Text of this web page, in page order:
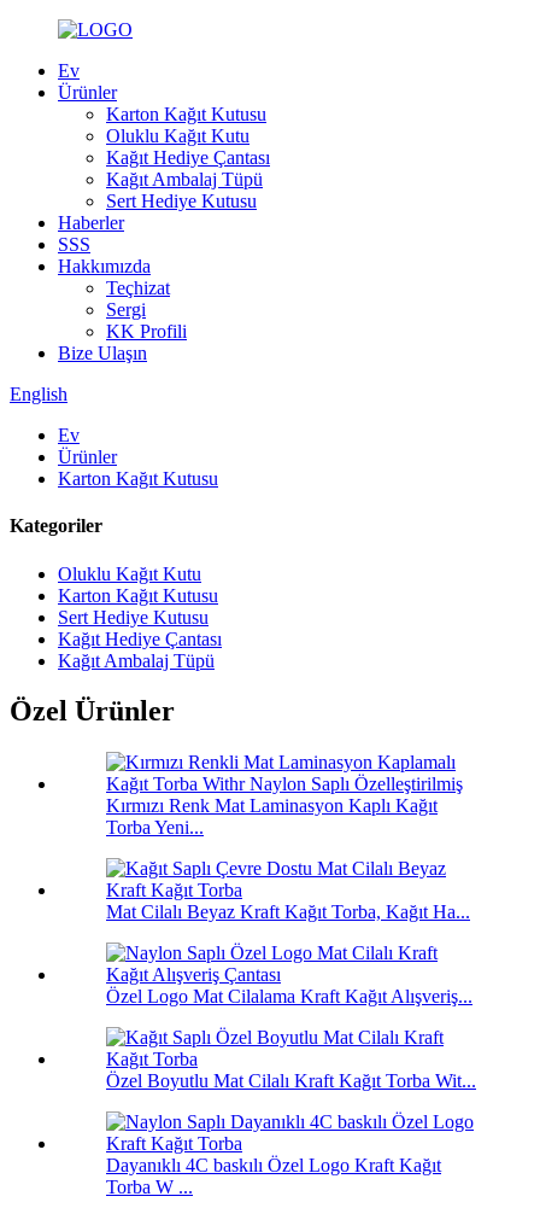
Ev
Ürünler
Karton Kağıt Kutusu
Oluklu Kağıt Kutu
Kağıt Hediye Çantası
Kağıt Ambalaj Tüpü
Sert Hediye Kutusu
Haberler
SSS
Hakkımızda
Teçhizat
Sergi
KK Profili
Bize Ulaşın
English
Ev
Ürünler
Karton Kağıt Kutusu
Kategoriler
Oluklu Kağıt Kutu
Karton Kağıt Kutusu
Sert Hediye Kutusu
Kağıt Hediye Çantası
Kağıt Ambalaj Tüpü
Özel Ürünler
Kırmızı Renk Mat Laminasyon Kaplı Kağıt
Torba Yeni...
Mat Cilalı Beyaz Kraft Kağıt Torba, Kağıt Ha...
Özel Logo Mat Cilalama Kraft Kağıt Alışveriş...
Özel Boyutlu Mat Cilalı Kraft Kağıt Torba Wit...
Dayanıklı 4C baskılı Özel Logo Kraft Kağıt
Torba W ...